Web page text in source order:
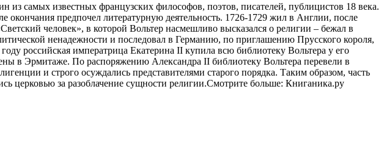
самых известных французских философов, поэтов, писателей, публицистов 18 века.
окончания предпочел литературную деятельность. 1726-1729 жил в Англии, после
человек», в которой Вольтер насмешливо высказался о религии – бежал в
ненадежности и последовал в Германию, по приглашению Прусского короля,
российская императрица Екатерина II купила всю библиотеку Вольтера у его
в Эрмитаже. По распоряжению Александра II библиотеку Вольтера перевели в
и строго осуждались представителями старого порядка. Таким образом, часть
церковью за разоблачение сущности религии.Смотрите больше: Книганика.ру